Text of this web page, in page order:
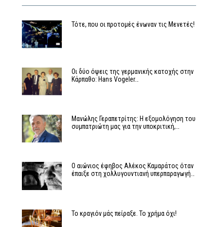
Τότε, που οι προτομές ένωναν τις Μενετές!
Οι δύο όψεις της γερμανικής κατοχής στην
Κάρπαθο: Hans Vogeler…
Μανώλης Γεραπετρίτης: Η εξομολόγηση του
συμπατριώτη μας για την υποκριτική,…
Ο αιώνιος έφηβος Αλέκος Καμαράτος όταν
έπαιξε στη χολλυγουντιανή υπερπαραγωγή…
Το κραγιόν μάς πείραξε. Το χρήμα όχι!